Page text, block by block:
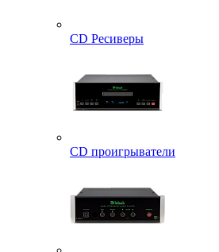
CD Ресиверы
CD проигрыватели